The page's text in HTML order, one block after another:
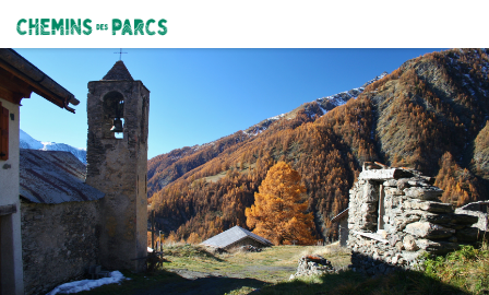
Chemins des Parcs